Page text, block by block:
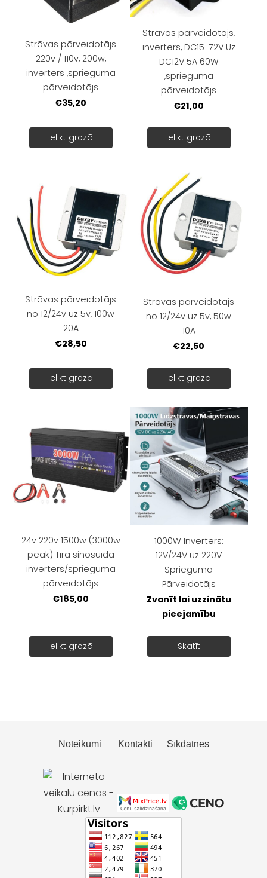
Strāvas pārveidotājs
220v / 110v, 200w,
inverters ,sprieguma
pārveidotājs
€35,20
Ielikt grozā
Strāvas pārveidotājs,
inverters, DC15-72V Uz
DC12V 5A 60W
,sprieguma
pārveidotājs
€21,00
Ielikt grozā
Strāvas pārveidotājs
no 12/24v uz 5v, 100w
20A
€28,50
Ielikt grozā
Strāvas pārveidotājs
no 12/24v uz 5v, 50w
10A
€22,50
Ielikt grozā
24v 220v 1500w (3000w
peak) Tīrā sinosuīda
inverters/sprieguma
pārveidotājs
€185,00
Ielikt grozā
1000W Inverters:
12V/24V uz 220V
Sprieguma
Pārveidotājs
Zvanīt lai uzzinātu
pieejamību
Skatīt
Noteikumi Kontakti Sīkdatnes